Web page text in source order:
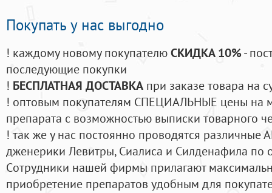
Покупать у нас выгодно
! каждому новому покупателюСКИДКА 10%-
последующие покупки
! БЕСПЛАТНАЯ ДОСТАВКА при заказе товара на
! оптовым покупателям СПЕЦИАЛЬНЫЕ цены на
препарата с возможностью выписки товарного
! так же у нас постоянно проводятся
дженерики Левитры, Сиалиса и Силденафила по
Cотрудники нашей фирмы прилагают
приобретение препаратов удобным для